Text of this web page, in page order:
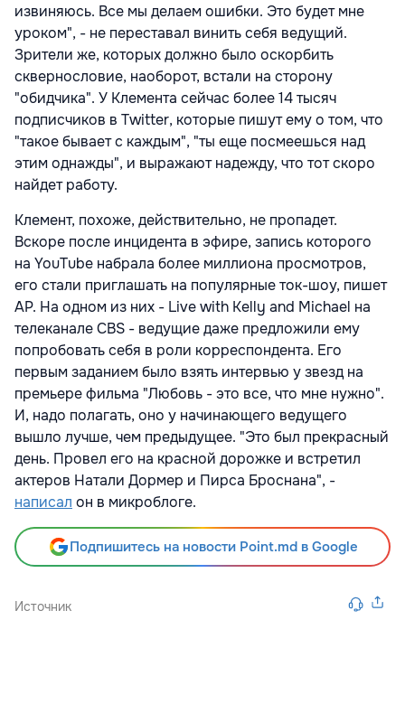
извиняюсь. Все мы делаем ошибки. Это будет мне
уроком", - не переставал винить себя ведущий.
Зрители же, которых должно было оскорбить
сквернословие, наоборот, встали на сторону
"обидчика". У Клемента сейчас более 14 тысяч
подписчиков в Twitter, которые пишут ему о том, что
"такое бывает с каждым", "ты еще посмеешься над
этим однажды", и выражают надежду, что тот скоро
найдет работу.
Клемент, похоже, действительно, не пропадет.
Вскоре после инцидента в эфире, запись которого
на YouTube набрала более миллиона просмотров,
его стали приглашать на популярные ток-шоу, пишет
AP. На одном из них - Live with Kelly and Michael на
телеканале СВS - ведущие даже предложили ему
попробовать себя в роли корреспондента. Его
первым заданием было взять интервью у звезд на
премьере фильма "Любовь - это все, что мне нужно".
И, надо полагать, оно у начинающего ведущего
вышло лучше, чем предыдущее. "Это был прекрасный
день. Провел его на красной дорожке и встретил
актеров Натали Дормер и Пирса Броснана", -
написал он в микроблоге.
Подпишитесь на новости Point.md в Google
Источник